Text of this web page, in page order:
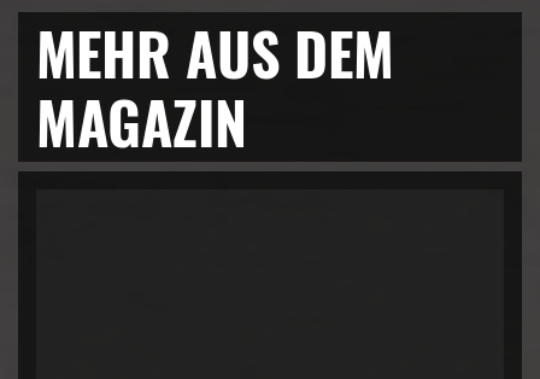
MEHR AUS DEM
MAGAZIN